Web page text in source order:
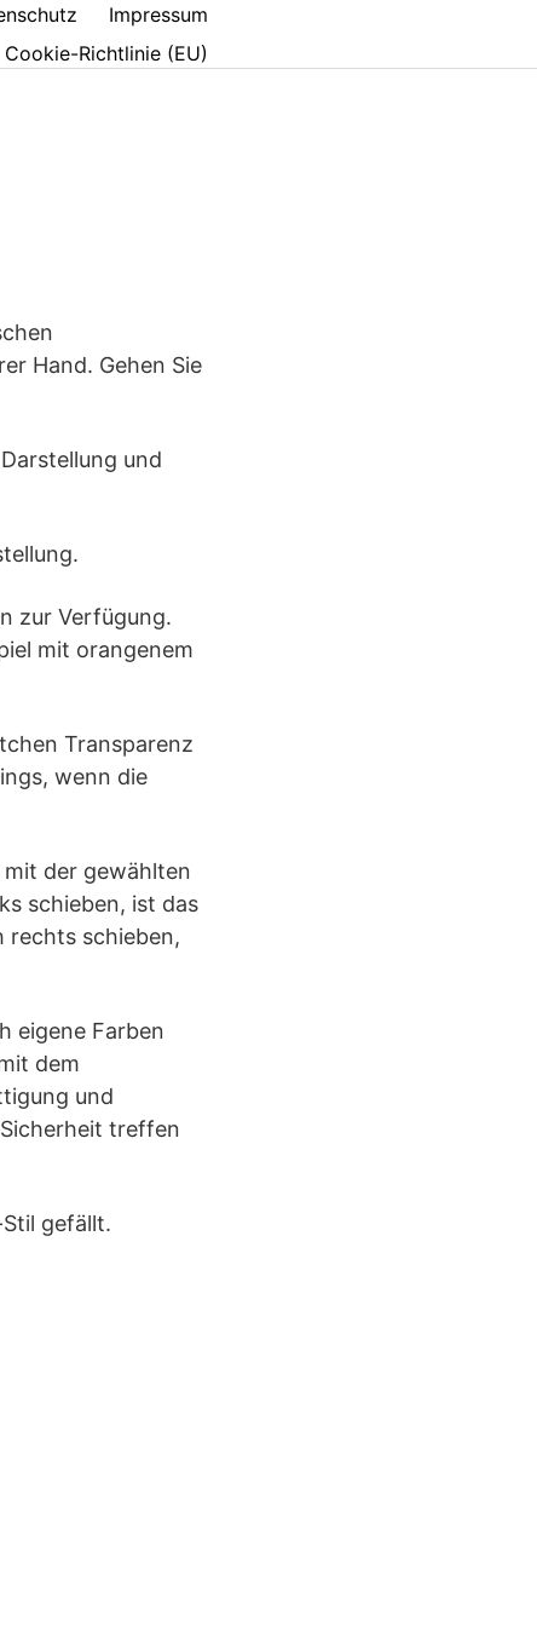
Impressum
Cookie-Richtlinie (EU)
Hand. Gehen Sie
und
zur Verfügung.
mit orangenem
Transparenz
wenn die
mit der gewählten
schieben, ist das
rechts schieben,
eigene Farben
dem
und
treffen
gefällt.